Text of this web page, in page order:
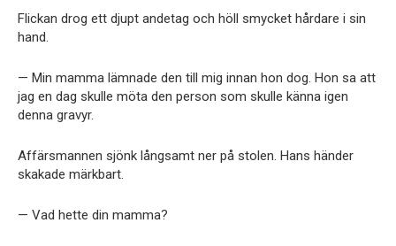
Flickan drog ett djupt andetag och höll smycket hårdare i sin
hand.
— Min mamma lämnade den till mig innan hon dog. Hon sa att
jag en dag skulle möta den person som skulle känna igen
denna gravyr.
Affärsmannen sjönk långsamt ner på stolen. Hans händer
skakade märkbart.
— Vad hette din mamma?